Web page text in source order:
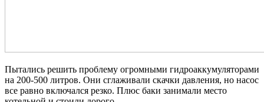
Пытались решить проблему огромными гидроаккумуляторами
на 200-500 литров. Они сглаживали скачки давления, но насос
все равно включался резко. Плюс баки занимали место